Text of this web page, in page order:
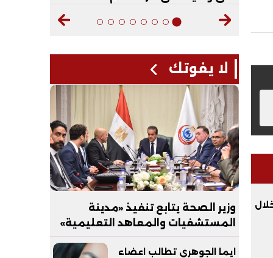
لا يفوتك
وزير الصحة يتابع تنفيذ «مدينة
المستشفيات والمعاهد التعليمية»
بالعاصمة الجديدة
ايما الجوهري تطالب اعضاء